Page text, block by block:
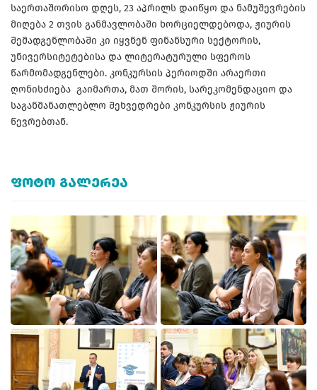
საერთაშორისო დღეს, 23 აპრილს დაიწყო და ნამუშევრების
მიღება 2 თვის განმავლობაში ხორციელდებოდა, ჟიურის
შემადგენლობაში კი იყვნენ ფინანსური სექტორის,
უნივერსიტეტებისა და ლიტერატურული სფეროს
წარმომადგენლები. კონკურსის პერიოდში არაერთი
ღონისძიება გაიმართა, მათ შორის, სარეკომენდაციო და
საგანმანათლებლო შეხვედრები კონკურსის ჟიურის
წევრებთან.
ᲤᲝᲢᲝ ᲒᲐᲚᲔᲠᲔᲐ